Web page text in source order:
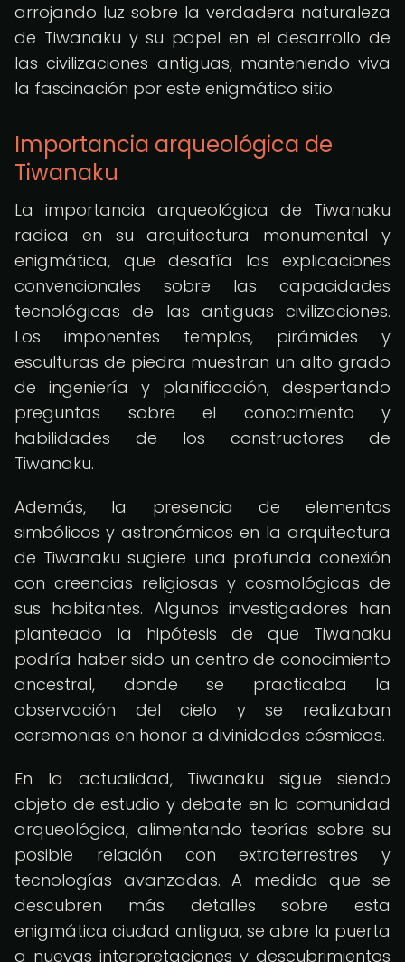
arrojando luz sobre la verdadera naturaleza
de Tiwanaku y su papel en el desarrollo de
las civilizaciones antiguas, manteniendo viva
la fascinación por este enigmático sitio.
Importancia arqueológica de
Tiwanaku
La importancia arqueológica de Tiwanaku
radica en su arquitectura monumental y
enigmática, que desafía las explicaciones
convencionales sobre las capacidades
tecnológicas de las antiguas civilizaciones.
Los imponentes templos, pirámides y
esculturas de piedra muestran un alto grado
de ingeniería y planificación, despertando
preguntas sobre el conocimiento y
habilidades de los constructores de
Tiwanaku.
Además, la presencia de elementos
simbólicos y astronómicos en la arquitectura
de Tiwanaku sugiere una profunda conexión
con creencias religiosas y cosmológicas de
sus habitantes. Algunos investigadores han
planteado la hipótesis de que Tiwanaku
podría haber sido un centro de conocimiento
ancestral, donde se practicaba la
observación del cielo y se realizaban
ceremonias en honor a divinidades cósmicas.
En la actualidad, Tiwanaku sigue siendo
objeto de estudio y debate en la comunidad
arqueológica, alimentando teorías sobre su
posible relación con extraterrestres y
tecnologías avanzadas. A medida que se
descubren más detalles sobre esta
enigmática ciudad antigua, se abre la puerta
a nuevas interpretaciones y descubrimientos